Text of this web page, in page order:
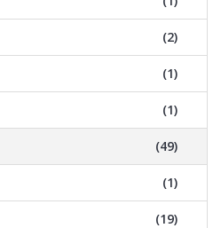
(2)
(1)
(1)
(49)
(1)
(19)